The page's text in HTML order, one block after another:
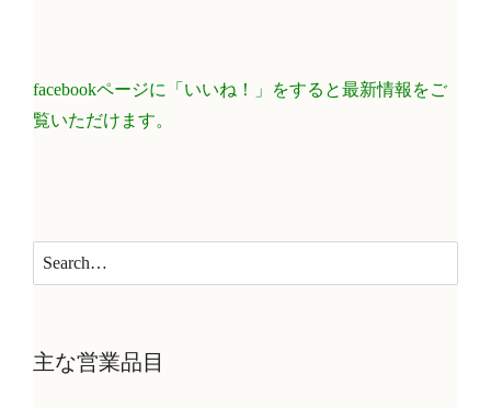
facebookページに「いいね！」をすると最新情報をご
覧いただけます。
主な営業品目